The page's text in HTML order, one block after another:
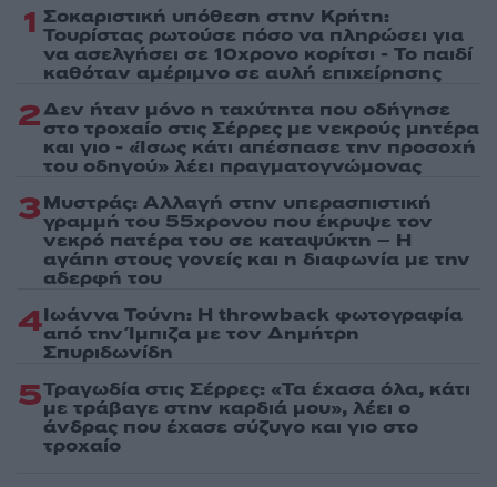
1 Σοκαριστική υπόθεση στην Κρήτη:
Τουρίστας ρωτούσε πόσο να πληρώσει για
να ασελγήσει σε 10χρονο κορίτσι - Το παιδί
καθόταν αμέριμνο σε αυλή επιχείρησης
2Δεν ήταν μόνο η ταχύτητα που οδήγησε
στο τροχαίο στις Σέρρες με νεκρούς μητέρα
και γιο - «Ίσως κάτι απέσπασε την προσοχή
του οδηγού» λέει πραγματογνώμονας
3Μυστράς: Αλλαγή στην υπερασπιστική
γραμμή του 55χρονου που έκρυψε τον
νεκρό πατέρα του σε καταψύκτη – Η
αγάπη στους γονείς και η διαφωνία με την
αδερφή του
4Ιωάννα Τούνη: Η throwback φωτογραφία
από την Ίμπιζα με τον Δημήτρη
Σπυριδωνίδη
5Τραγωδία στις Σέρρες: «Τα έχασα όλα, κάτι
με τράβαγε στην καρδιά μου», λέει ο
άνδρας που έχασε σύζυγο και γιο στο
τροχαίο